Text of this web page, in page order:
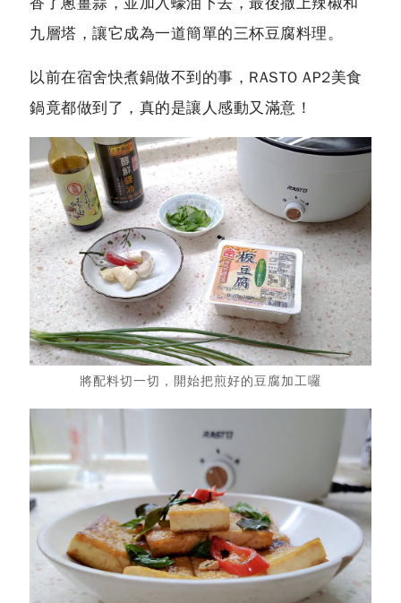
九層塔，讓它成為一道簡單的三杯豆腐料理。
以前在宿舍快煮鍋做不到的事，RASTO AP2美食
鍋竟都做到了，真的是讓人感動又滿意！
將配料切一切，開始把煎好的豆腐加工囉